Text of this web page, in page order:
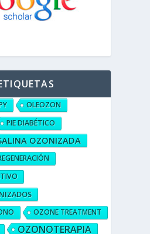
OLEOZON
PIE DIABÉTICO
OZONIZADA
OZONE TREATMENT
OZONOTERAPIA